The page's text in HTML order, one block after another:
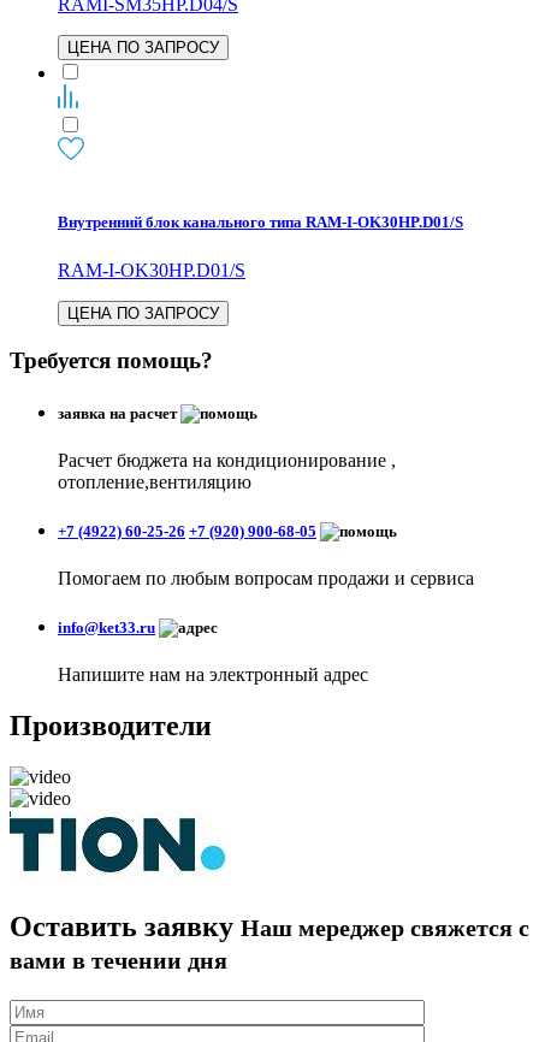
RAMI-SM35HP.D04/S
ЦЕНА ПО ЗАПРОСУ
Внутренний блок канального типа RAM-I-OK30HP.D01/S
RAM-I-OK30HP.D01/S
ЦЕНА ПО ЗАПРОСУ
Требуется помощь?
заявка на расчет
Расчет бюджета на кондиционирование ,
отопление,вентиляцию
+7 (4922) 60-25-26 +7 (920) 900-68-05
Помогаем по любым вопросам продажи и сервиса
info@ket33.ru
Напишите нам на электронный адрес
Производители
Оставить заявку Наш мереджер свяжется с
вами в течении дня